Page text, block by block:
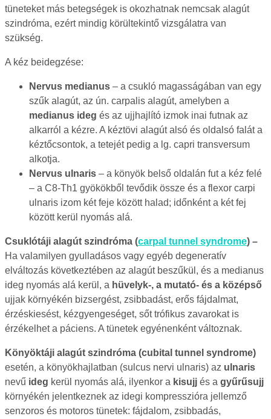
tüneteket más betegségek is okozhatnak nemcsak alagút
szindróma, ezért mindig körültekintő vizsgálatra van
szükség.
A kéz beidegzése:
Nervus medianus – a csukló magasságában van egy
szűk alagút, az ún. carpalis alagút, amelyben a
medianus ideg és az ujjhajlító izmok inai futnak az
alkarról a kézre. A kéztövi alagút alsó és oldalsó falát a
kéztőcsontok, a tetejét pedig a lg. capri transversum
alkotja.
Nervus ulnaris – a könyök belső oldalán fut a kéz felé
– a C8-Th1 gyökökből tevődik össze és a flexor carpi
ulnaris izom két feje között halad; időnként a két fej
között kerül nyomás alá.
Csuklótáji alagút szindróma (carpal tunnel syndrome) –
Ha valamilyen gyulladásos vagy egyéb degeneratív
elváltozás következtében az alagút beszűkül, és a medianus
ideg nyomás alá kerül, a hüvelyk-, a mutató- és a középső
ujjak környékén bizsergést, zsibbadást, erős fájdalmat,
érzéskiesést, kézgyengeséget, sőt trófikus zavarokat is
érzékelhet a páciens. A tünetek egyénenként változnak.
Könyöktáji alagút szindróma (cubital tunnel syndrome)
esetén, a könyökhajlatban (sulcus nervi ulnaris) az ulnaris
nevű ideg kerül nyomás alá, ilyenkor a kisujj és a gyűrűsujj
környékén jelentkeznek az idegi kompresszióra jellemző
senzoros és motoros tünetek: fájdalom, zsibbadás,